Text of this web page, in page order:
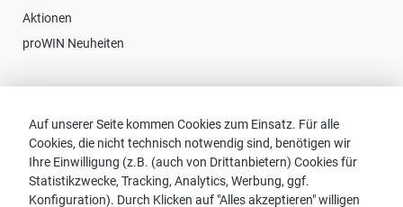
Auf unserer Seite kommen Cookies zum Einsatz. Für alle
Cookies, die nicht technisch notwendig sind, benötigen wir
Ihre Einwilligung (z.B. (auch von Drittanbietern) Cookies für
Statistikzwecke, Tracking, Analytics, Werbung, ggf.
Konfiguration). Durch Klicken auf "Alles akzeptieren" willigen
Aktionen
proWIN Neuheiten
Vertriebspartnersuche
Kontakt zu proWIN
Service-FAQ